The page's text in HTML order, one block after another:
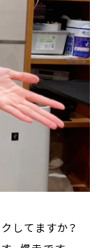
してますか？